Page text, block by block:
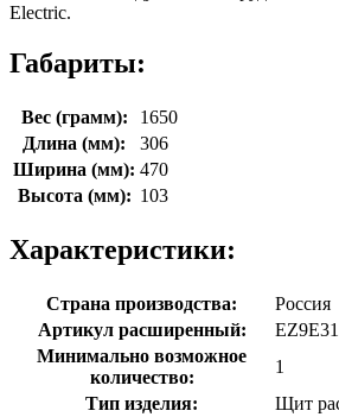
Electric.
Габариты:
Вес (грамм):
1650
Длина (мм):
306
Ширина (мм): 470
Высота (мм): 103
Характеристики:
Страна производства:
Россия
Артикул расширенный:
Минимально возможное
количество:
1
Тип изделия:
Щит